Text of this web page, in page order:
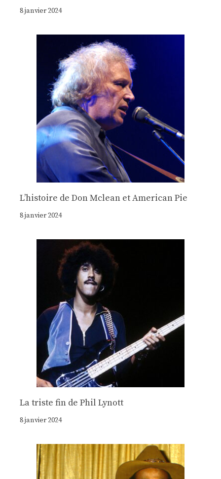
8 janvier 2024
Lʼhistoire de Don Mclean et American Pie
8 janvier 2024
La triste fin de Phil Lynott
8 janvier 2024